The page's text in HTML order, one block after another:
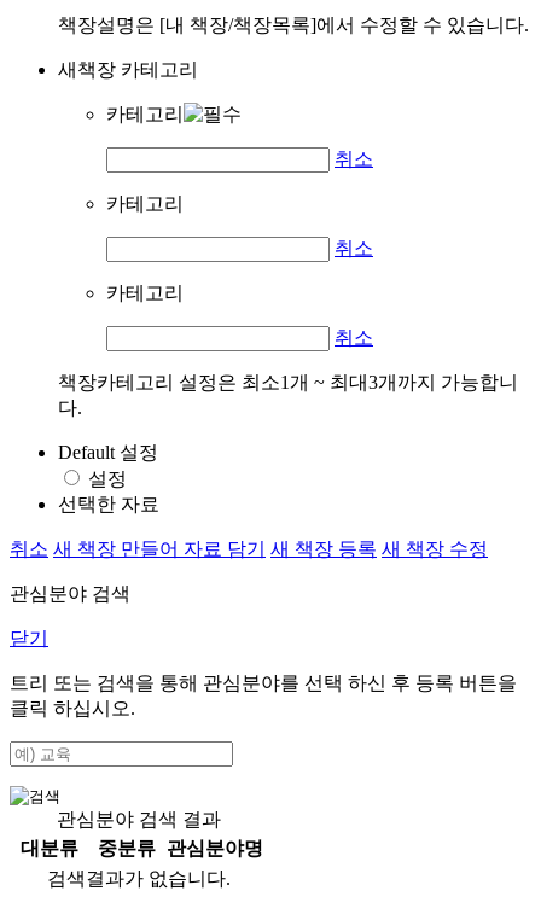
책장설명은 [내 책장/책장목록]에서 수정할 수 있습니다.
새책장 카테고리
카테고리
취소
카테고리
취소
카테고리
취소
책장카테고리 설정은 최소1개 ~ 최대3개까지 가능합니
다.
Default 설정
설정
선택한 자료
취소 새 책장 만들어 자료 담기 새 책장 등록 새 책장 수정
관심분야 검색
닫기
트리 또는 검색을 통해 관심분야를 선택 하신 후 등록 버튼을
클릭 하십시오.
관심분야 검색 결과
대분류
중분류
관심분야명
검색결과가 없습니다.